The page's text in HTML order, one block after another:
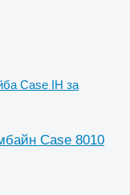
Case IH за
Case 8010